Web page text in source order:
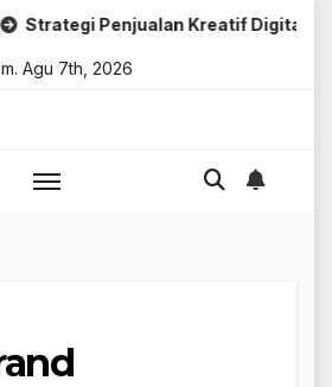
Penjualan Kreatif Digital
Agu 7th, 2026